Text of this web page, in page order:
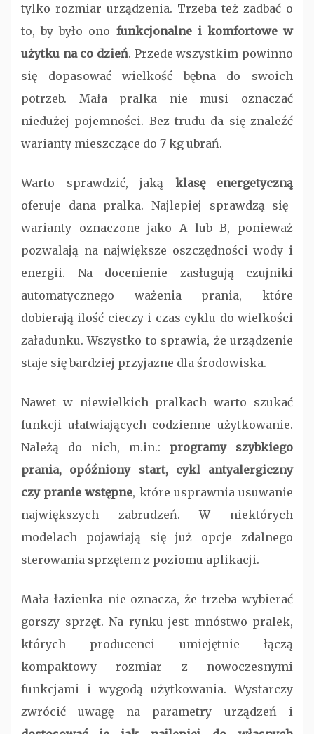
tylko rozmiar urządzenia. Trzeba też zadbać o
to, by było ono funkcjonalne i komfortowe w
użytku na co dzień. Przede wszystkim powinno
się dopasować wielkość bębna do swoich
potrzeb. Mała pralka nie musi oznaczać
niedużej pojemności. Bez trudu da się znaleźć
warianty mieszczące do 7 kg ubrań.
Warto sprawdzić, jaką klasę energetyczną
oferuje dana pralka. Najlepiej sprawdzą się
warianty oznaczone jako A lub B, ponieważ
pozwalają na największe oszczędności wody i
energii. Na docenienie zasługują czujniki
automatycznego ważenia prania, które
dobierają ilość cieczy i czas cyklu do wielkości
załadunku. Wszystko to sprawia, że urządzenie
staje się bardziej przyjazne dla środowiska.
Nawet w niewielkich pralkach warto szukać
funkcji ułatwiających codzienne użytkowanie.
Należą do nich, m.in.: programy szybkiego
prania, opóźniony start, cykl antyalergiczny
czy pranie wstępne, które usprawnia usuwanie
największych zabrudzeń. W niektórych
modelach pojawiają się już opcje zdalnego
sterowania sprzętem z poziomu aplikacji.
Mała łazienka nie oznacza, że trzeba wybierać
gorszy sprzęt. Na rynku jest mnóstwo pralek,
których producenci umiejętnie łączą
kompaktowy rozmiar z nowoczesnymi
funkcjami i wygodą użytkowania. Wystarczy
zwrócić uwagę na parametry urządzeń i